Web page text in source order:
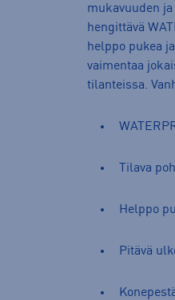
mukavuuden
hengittävä
helppo pukea
vaimentaa
tilanteissa.
Tilava
Helppo
Pitävä